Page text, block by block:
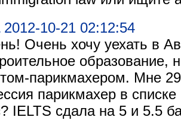
2012-10-21 02:12:54
Очень хочу уехать в
образование,
парикмахером. Мне 29
парикмахер в
IELTS сдала на 5 и 5.5